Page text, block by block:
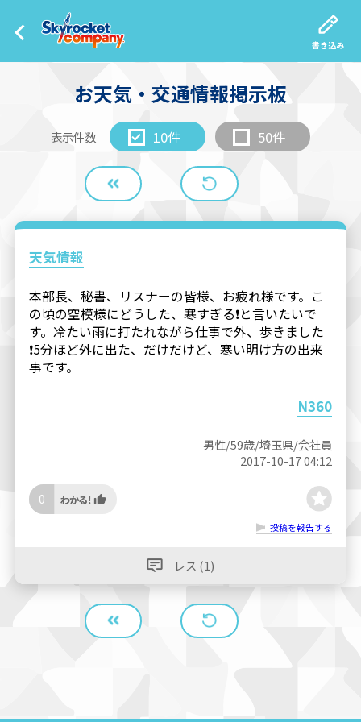
書き込み
お天気・交通情報掲示板
表示件数 10件 50件
天気情報
本部長、秘書、リスナーの皆様、お疲れ様です。こ
の頃の空模様にどうした、寒すぎる❗と言いたいで
す。冷たい雨に打たれながら仕事で外、歩きました
❗5分ほど外に出た、だけだけど、寒い明け方の出来
事です。
N360
男性/59歳/埼玉県/会社員
2017-10-17 04:12
0
投稿を報告する
レス (1)